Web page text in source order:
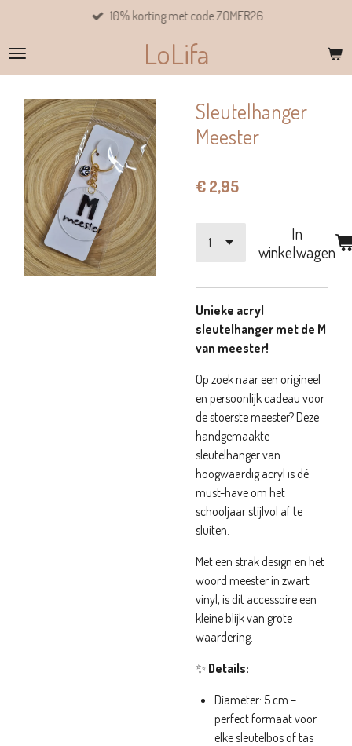
naar
de
LoLifa
10% korting met code ZOMER26
Sleutelhanger
Meester
€ 2,95
In
winkelwagen
Unieke acryl
sleutelhanger met de M
van meester!
Op zoek naar een origineel
en persoonlijk cadeau voor
de stoerste meester? Deze
handgemaakte
sleutelhanger van
hoogwaardig acryl is dé
must-have om het
schooljaar stijlvol af te
sluiten.
Met een strak design en het
woord meester in zwart
vinyl, is dit accessoire een
kleine blijk van grote
waardering.
✨ Details:
Diameter: 5 cm –
perfect formaat voor
elke sleutelbos of tas